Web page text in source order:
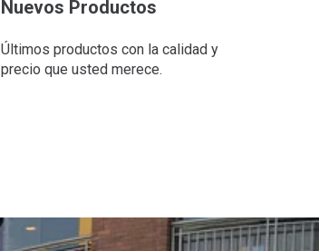
Nuevos Productos
Últimos productos con la calidad y
precio que usted merece.